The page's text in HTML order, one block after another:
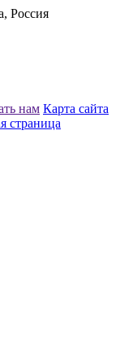
Россия
нам Карта сайта
страница